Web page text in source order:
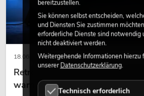
18.06.2026
Retro-Licht im modernen
warmes Licht wieder wirkt
bereitzustellen.
Sie können selbst entscheiden,
und Diensten Sie zustimmen
erforderliche Dienste sind notwendig
nicht deaktiviert werden.
Weitergehende Informationen hierzu
unsererDatenschutzerklärung.
Technisch erforderlich